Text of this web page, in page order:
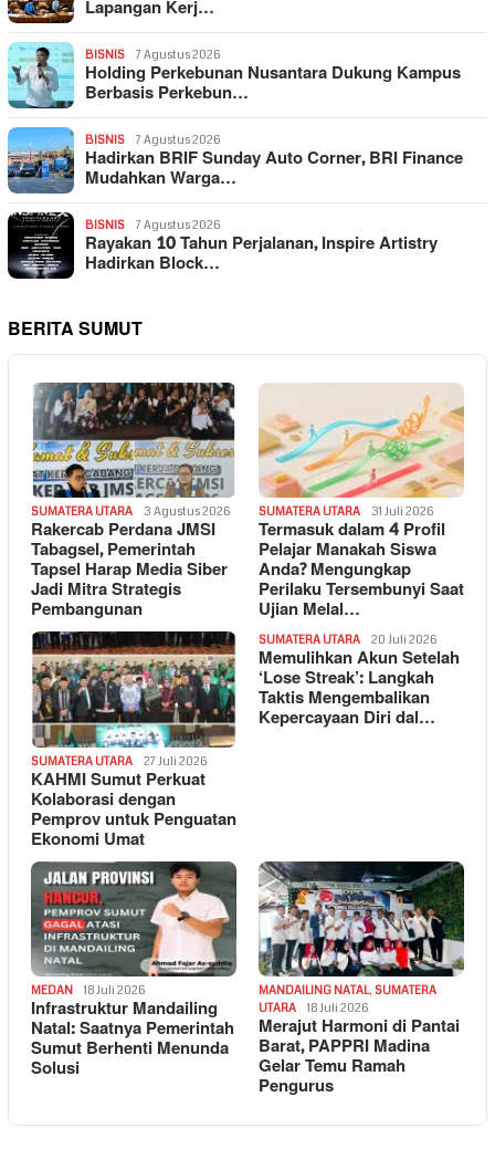
Lapangan Kerj…
BISNIS 7 Agustus 2026
Holding Perkebunan Nusantara Dukung Kampus
Berbasis Perkebun…
BISNIS 7 Agustus 2026
Hadirkan BRIF Sunday Auto Corner, BRI Finance
Mudahkan Warga…
BISNIS 7 Agustus 2026
Rayakan 10 Tahun Perjalanan, Inspire Artistry
Hadirkan Block…
BERITA SUMUT
SUMATERA UTARA 3 Agustus 2026
Rakercab Perdana JMSI
Tabagsel, Pemerintah
Tapsel Harap Media Siber
Jadi Mitra Strategis
Pembangunan
SUMATERA UTARA 31 Juli 2026
Termasuk dalam 4 Profil
Pelajar Manakah Siswa
Anda? Mengungkap
Perilaku Tersembunyi Saat
Ujian Melal…
SUMATERA UTARA 27 Juli 2026
KAHMI Sumut Perkuat
Kolaborasi dengan
Pemprov untuk Penguatan
Ekonomi Umat
SUMATERA UTARA 20 Juli 2026
Memulihkan Akun Setelah
‘Lose Streak’: Langkah
Taktis Mengembalikan
Kepercayaan Diri dal…
MEDAN 18 Juli 2026
Infrastruktur Mandailing
Natal: Saatnya Pemerintah
Sumut Berhenti Menunda
Solusi
MANDAILING NATAL, SUMATERA
UTARA
18 Juli 2026
Merajut Harmoni di Pantai
Barat, PAPPRI Madina
Gelar Temu Ramah
Pengurus